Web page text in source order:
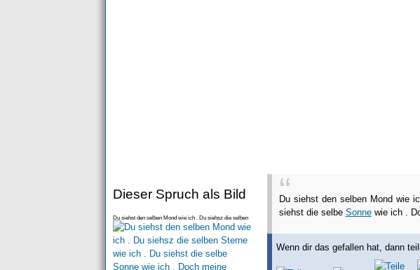
Dieser Spruch als Bild
Du siehst den selben Mond wie ich . Du siehsz die selben
Sterne wie ich . Du siehst die selbe Son
Du siehst den selben Mond wie
siehst die selbe Sonnewie ich .
Wenn dir das gefallen hat, dann